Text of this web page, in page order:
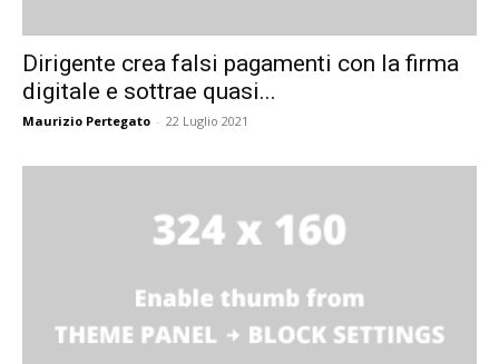
Dirigente crea falsi pagamenti con la firma
digitale e sottrae quasi...
Maurizio Pertegato - 22 Luglio 2021